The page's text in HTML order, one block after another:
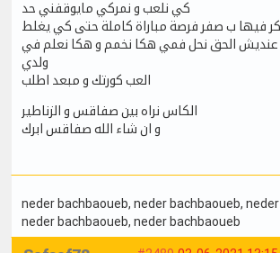
كي نلعب و نمركي مايوقفني حد
فيها ب صفر فرصة مباراة كاملة حتى كي يغلط
ما عنديش الحق نحل فمي هكا نخمم و هكا نعلم في
ولدي
العب كورتك و مبعد اطلب
الكاس نراه بين صفاقس و الزناطير
و ان شاء الله صفاقس ابرك
neder bachbaoueb, neder bachbaoueb,
neder bachbaoueb, neder bachbaoueb